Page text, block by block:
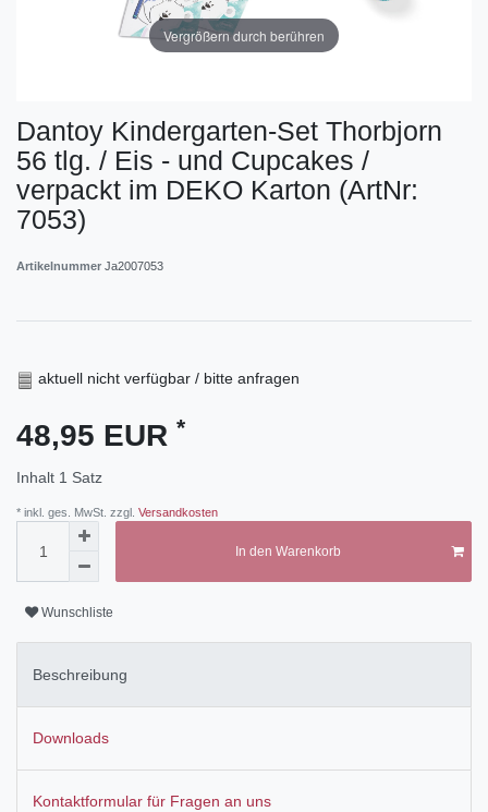
Vergrößern durch berühren
Dantoy Kindergarten-Set Thorbjorn
56 tlg. / Eis - und Cupcakes /
verpackt im DEKO Karton (ArtNr:
7053)
Artikelnummer Ja2007053
aktuell nicht verfügbar / bitte anfragen
48,95 EUR *
Inhalt 1 Satz
* inkl. ges. MwSt. zzgl. Versandkosten
In den Warenkorb
Wunschliste
Beschreibung
Downloads
Kontaktformular für Fragen an uns